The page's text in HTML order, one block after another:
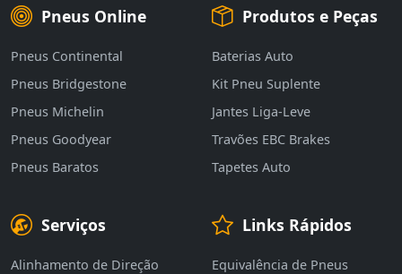
Pneus Online
Pneus Continental
Pneus Bridgestone
Pneus Michelin
Pneus Goodyear
Pneus Baratos
Produtos e Peças
Baterias Auto
Kit Pneu Suplente
Jantes Liga-Leve
Travões EBC Brakes
Tapetes Auto
Serviços
Alinhamento de Direção
Links Rápidos
Equivalência de Pneus